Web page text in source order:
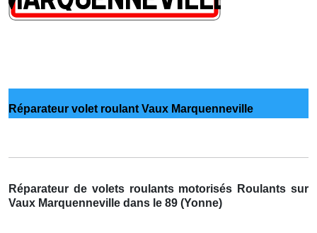
Réparateur volet roulant Vaux Marquenneville
Réparateur de volets roulants motorisés Roulants sur
Vaux Marquenneville dans le 89 (Yonne)